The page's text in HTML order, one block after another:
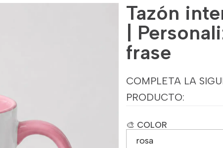
Tazón
|
frase
COMPLETA LA
PRODUCTO:
🎨 COLOR